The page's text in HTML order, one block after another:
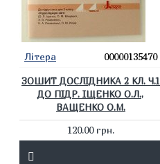
Літера 00000135470
ЗОШИТ ДОСЛІДНИКА 2 КЛ. Ч.1
ДО ПІДР. ІЩЕНКО О.Л.,
ВАЩЕНКО О.М.
120.00 грн.